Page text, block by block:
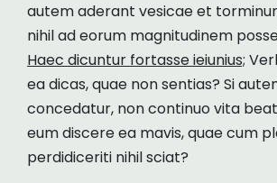
autem aderant vesicae et
nihil ad eorum magnitudinem
Haec dicuntur fortasse ieiunius;
ea dicas, quae non sentias? Si
concedatur, non continuo vita
eum discere ea mavis, quae cum
perdidiceriti nihil sciat?